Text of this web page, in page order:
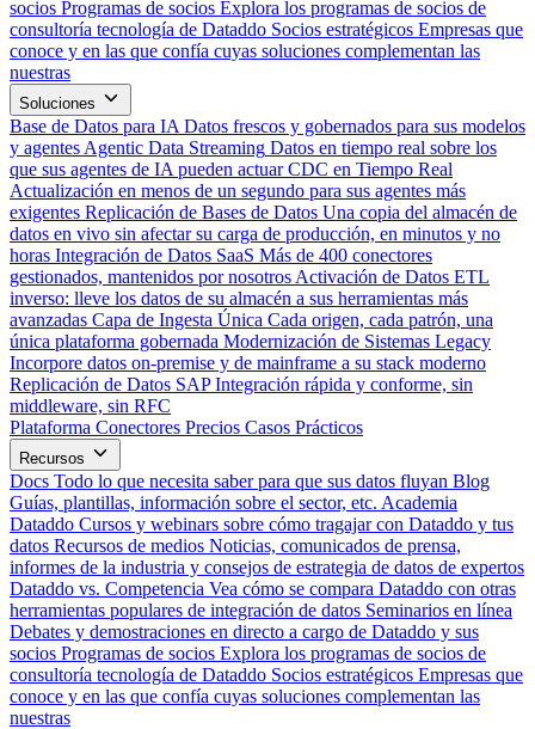
socios Programas de socios Explora los programas de socios de
consultoría tecnología de Dataddo Socios estratégicos Empresas que
conoce y en las que confía cuyas soluciones complementan las
nuestras
Soluciones
Base de Datos para IA Datos frescos y gobernados para sus modelos
y agentes Agentic Data Streaming Datos en tiempo real sobre los
que sus agentes de IA pueden actuar CDC en Tiempo Real
Actualización en menos de un segundo para sus agentes más
exigentes Replicación de Bases de Datos Una copia del almacén de
datos en vivo sin afectar su carga de producción, en minutos y no
horas Integración de Datos SaaS Más de 400 conectores
gestionados, mantenidos por nosotros Activación de Datos ETL
inverso: lleve los datos de su almacén a sus herramientas más
avanzadas Capa de Ingesta Única Cada origen, cada patrón, una
única plataforma gobernada Modernización de Sistemas Legacy
Incorpore datos on-premise y de mainframe a su stack moderno
Replicación de Datos SAP Integración rápida y conforme, sin
middleware, sin RFC
Plataforma Conectores Precios Casos Prácticos
Recursos
Docs Todo lo que necesita saber para que sus datos fluyan Blog
Guías, plantillas, información sobre el sector, etc. Academia
Dataddo Cursos y webinars sobre cómo tragajar con Dataddo y tus
datos Recursos de medios Noticias, comunicados de prensa,
informes de la industria y consejos de estrategia de datos de expertos
Dataddo vs. Competencia Vea cómo se compara Dataddo con otras
herramientas populares de integración de datos Seminarios en línea
Debates y demostraciones en directo a cargo de Dataddo y sus
socios Programas de socios Explora los programas de socios de
consultoría tecnología de Dataddo Socios estratégicos Empresas que
conoce y en las que confía cuyas soluciones complementan las
nuestras